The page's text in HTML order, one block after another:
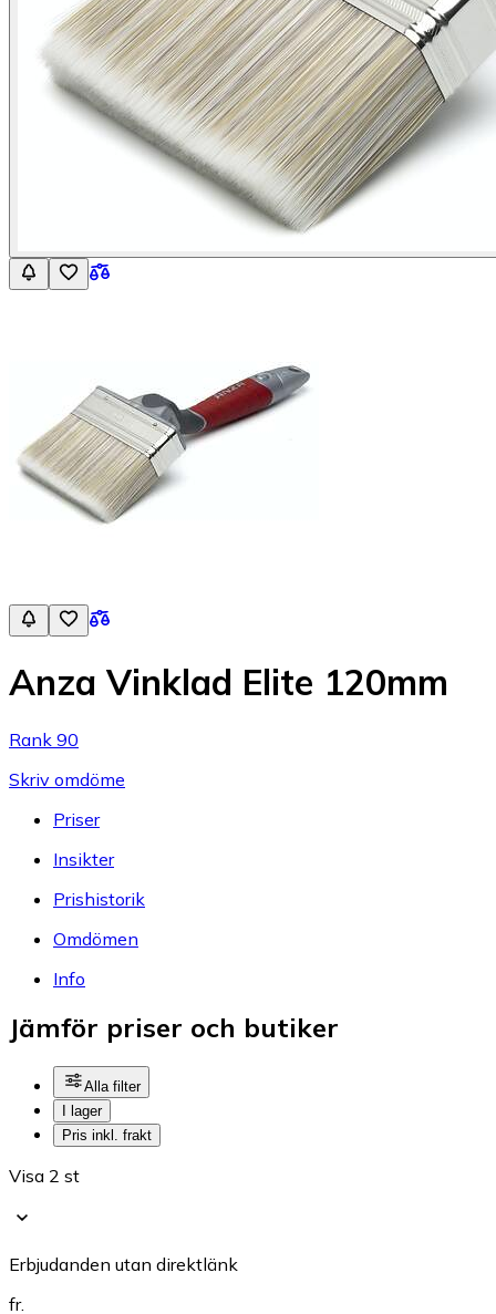
Anza Vinklad Elite 120mm
Rank 90
Skriv omdöme
Priser
Insikter
Prishistorik
Omdömen
Info
Jämför priser och butiker
Alla filter
I lager
Pris inkl. frakt
Visa 2 st
Erbjudanden utan direktlänk
fr.